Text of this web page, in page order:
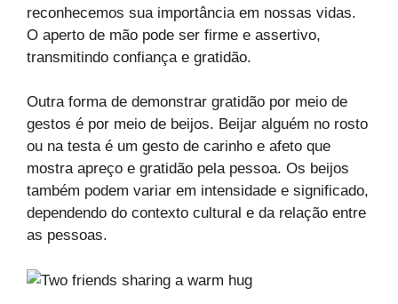
reconhecemos sua importância em nossas vidas.
O aperto de mão pode ser firme e assertivo,
transmitindo confiança e gratidão.
Outra forma de demonstrar gratidão por meio de
gestos é por meio de beijos. Beijar alguém no rosto
ou na testa é um gesto de carinho e afeto que
mostra apreço e gratidão pela pessoa. Os beijos
também podem variar em intensidade e significado,
dependendo do contexto cultural e da relação entre
as pessoas.